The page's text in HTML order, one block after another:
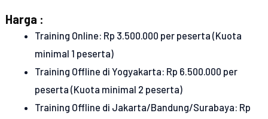
Harga :
Training Online: Rp 3.500.000 per peserta (Kuota
minimal 1 peserta)
Training Offline di Yogyakarta: Rp 6.500.000 per
peserta (Kuota minimal 2 peserta)
Training Offline di Jakarta/Bandung/Surabaya: Rp